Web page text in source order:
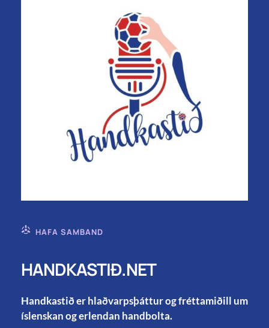
HAFA SAMBAND
HANDKASTIÐ.NET
Handkastið er hlaðvarpsþáttur og fréttamiðill um
íslenskan og erlendan handbolta.